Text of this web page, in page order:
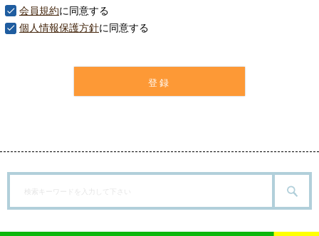
)
会員規約に同意する
個人情報保護方針に同意する
登録